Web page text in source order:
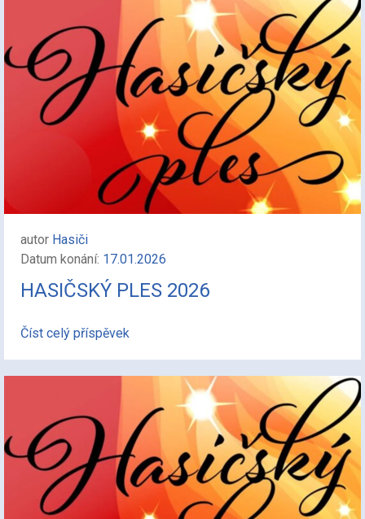
autor Hasiči
Datum konání: 17.01.2026
HASIČSKÝ PLES 2026
Číst celý příspěvek